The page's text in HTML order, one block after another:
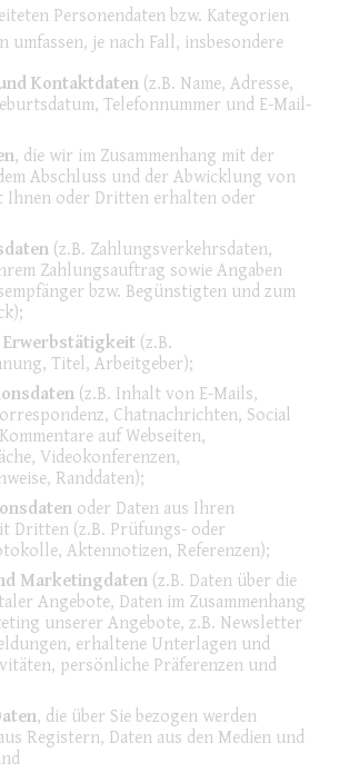
Personendaten bzw. Kategorien
umfassen, je nach Fall, insbesondere
Kontaktdaten (z.B. Name, Adresse,
Telefonnummer und E-Mail-
, die wir im Zusammenhang mit der
Abschluss und der Abwicklung von
Ihnen oder Dritten erhalten oder
(z.B. Zahlungsverkehrsdaten,
Zahlungsauftrag sowie Angaben
bzw. Begünstigten und zum
(z.B.
Titel, Arbeitgeber);
(z.B. Inhalt von E-Mails,
Chatnachrichten, Social
auf Webseiten,
Videokonferenzen,
Randdaten);
oder Daten aus Ihren
Dritten (z.B. Prüfungs- oder
Aktennotizen, Referenzen);
Marketingdaten (z.B. Daten über die
Angebote, Daten im Zusammenhang
unserer Angebote, z.B. Newsletter
erhaltene Unterlagen und
persönliche Präferenzen und
, die über Sie bezogen werden
Registern, Daten aus den Medien und